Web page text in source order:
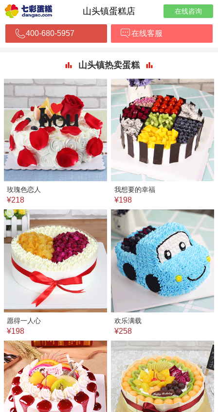
山头镇蛋糕店 在线咨询
400-680-5957 在线客服
山头镇热卖蛋糕
玫瑰色恋人
¥218
我想要的幸福
¥198
愿得一人心
¥198
欢乐满载
¥258